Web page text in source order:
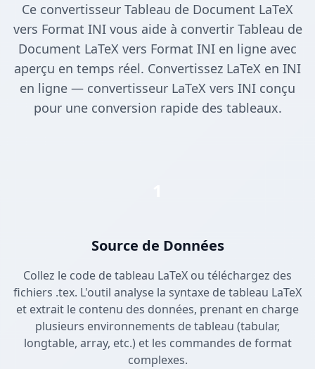
Ce convertisseur Tableau de Document LaTeX
vers Format INI vous aide à convertir Tableau de
Document LaTeX vers Format INI en ligne avec
aperçu en temps réel. Convertissez LaTeX en INI
en ligne — convertisseur LaTeX vers INI conçu
pour une conversion rapide des tableaux.
Source de Données
Collez le code de tableau LaTeX ou téléchargez des
fichiers .tex. L'outil analyse la syntaxe de tableau LaTeX
et extrait le contenu des données, prenant en charge
plusieurs environnements de tableau (tabular,
longtable, array, etc.) et les commandes de format
complexes.